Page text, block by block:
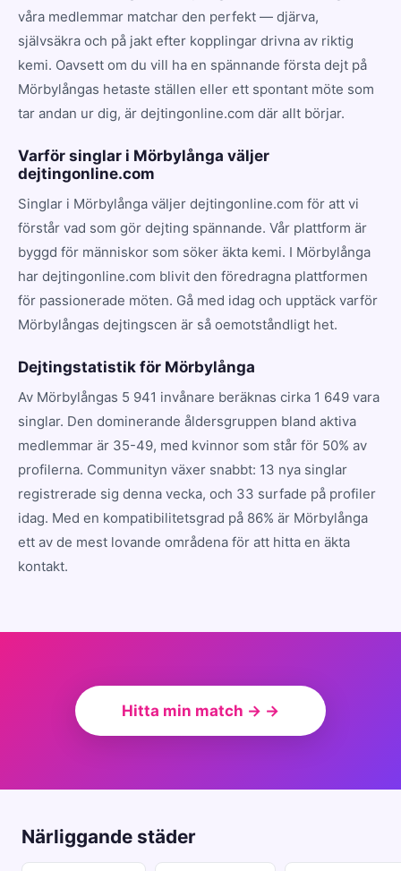
våra medlemmar matchar den perfekt — djärva,
självsäkra och på jakt efter kopplingar drivna av riktig
kemi. Oavsett om du vill ha en spännande första dejt på
Mörbylångas hetaste ställen eller ett spontant möte som
tar andan ur dig, är dejtingonline.com där allt börjar.
Varför singlar i Mörbylånga väljer
dejtingonline.com
Singlar i Mörbylånga väljer dejtingonline.com för att vi
förstår vad som gör dejting spännande. Vår plattform är
byggd för människor som söker äkta kemi. I Mörbylånga
har dejtingonline.com blivit den föredragna plattformen
för passionerade möten. Gå med idag och upptäck varför
Mörbylångas dejtingscen är så oemotståndligt het.
Dejtingstatistik för Mörbylånga
Av Mörbylångas 5 941 invånare beräknas cirka 1 649 vara
singlar. Den dominerande åldersgruppen bland aktiva
medlemmar är 35-49, med kvinnor som står för 50% av
profilerna. Communityn växer snabbt: 13 nya singlar
registrerade sig denna vecka, och 33 surfade på profiler
idag. Med en kompatibilitetsgrad på 86% är Mörbylånga
ett av de mest lovande områdena för att hitta en äkta
kontakt.
Hitta min match → →
Närliggande städer